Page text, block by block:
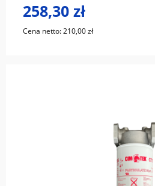
258,30 zł
Cena netto:210,00 zł